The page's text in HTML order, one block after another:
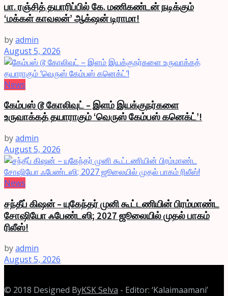
பா. ரஞ்சித் தயாரிப்பில் கே. மணிகண்டன் நடிக்கும்
‘மக்கள் காவலன்’ ஆக்‌ஷன் டிராமா!
byadmin
August 5, 2026
News
கேம்பஸ் டூ கோலிவுட் – இளம் இயக்குநர்களை
உருவாக்கத் தயாராகும் ‘வெருஸ் கேம்பஸ் கனெக்ட்’!
byadmin
August 5, 2026
News
சந்தீப் கிஷன் – யுகேந்தர் முனி கூட்டணியின் பிரம்மாண்ட
சோஷியோ ஃபேண்டஸி; 2027 ஜூலையில் முதல் பாகம்
ரிலீஸ்!
byadmin
August 5, 2026
© 2018 Designed ByKSK Selva - Editor: ‘Kalaimaamani’